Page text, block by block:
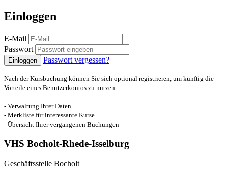
Einloggen
E-Mail
Passwort
Einloggen Passwort vergessen?
Nach der Kursbuchung können Sie sich optional registrieren, um künftig die
Vorteile eines Benutzerkontos zu nutzen.
- Verwaltung Ihrer Daten
- Merkliste für interessante Kurse
- Übersicht Ihrer vergangenen Buchungen
VHS Bocholt-Rhede-Isselburg
Geschäftsstelle Bocholt